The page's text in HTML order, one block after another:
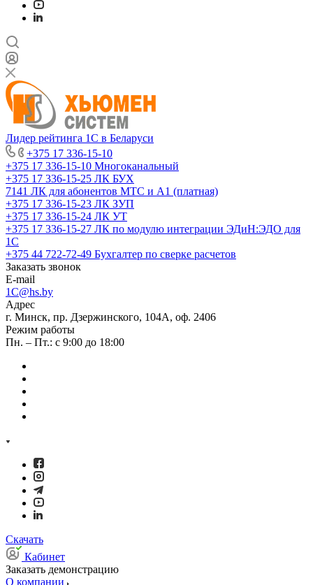
Лидер рейтинга 1С в Беларуси
+375 17 336-15-10
+375 17 336-15-10 Многоканальный
+375 17 336-15-25 ЛК БУХ
7141 ЛК для абонентов МТС и А1 (платная)
+375 17 336-15-23 ЛК ЗУП
+375 17 336-15-24 ЛК УТ
+375 17 336-15-27 ЛК по модулю интеграции ЭДиН:ЭДО для
1С
+375 44 722-72-49 Бухгалтер по сверке расчетов
Заказать звонок
E-mail
1C@hs.by
Адрес
г. Минск, пр. Дзержинского, 104А, оф. 2406
Режим работы
Пн. – Пт.: с 9:00 до 18:00
Скачать
Кабинет
Заказать демонстрацию
О компании